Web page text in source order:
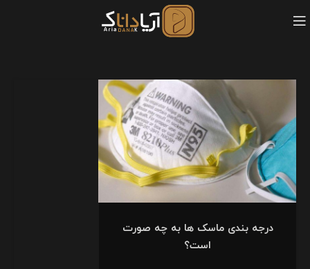
درجه بندی ماسک ها به چه صورت
است؟